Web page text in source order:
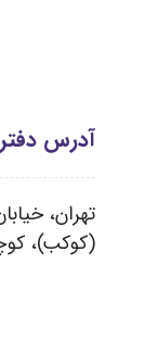
آدرس
تهران،
(کوکب)، کوچه